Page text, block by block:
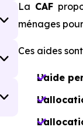
La CAF
ménages
Ces aides
L’aide